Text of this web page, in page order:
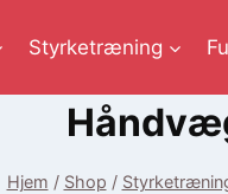
Styrketræning
Hjem / Shop /